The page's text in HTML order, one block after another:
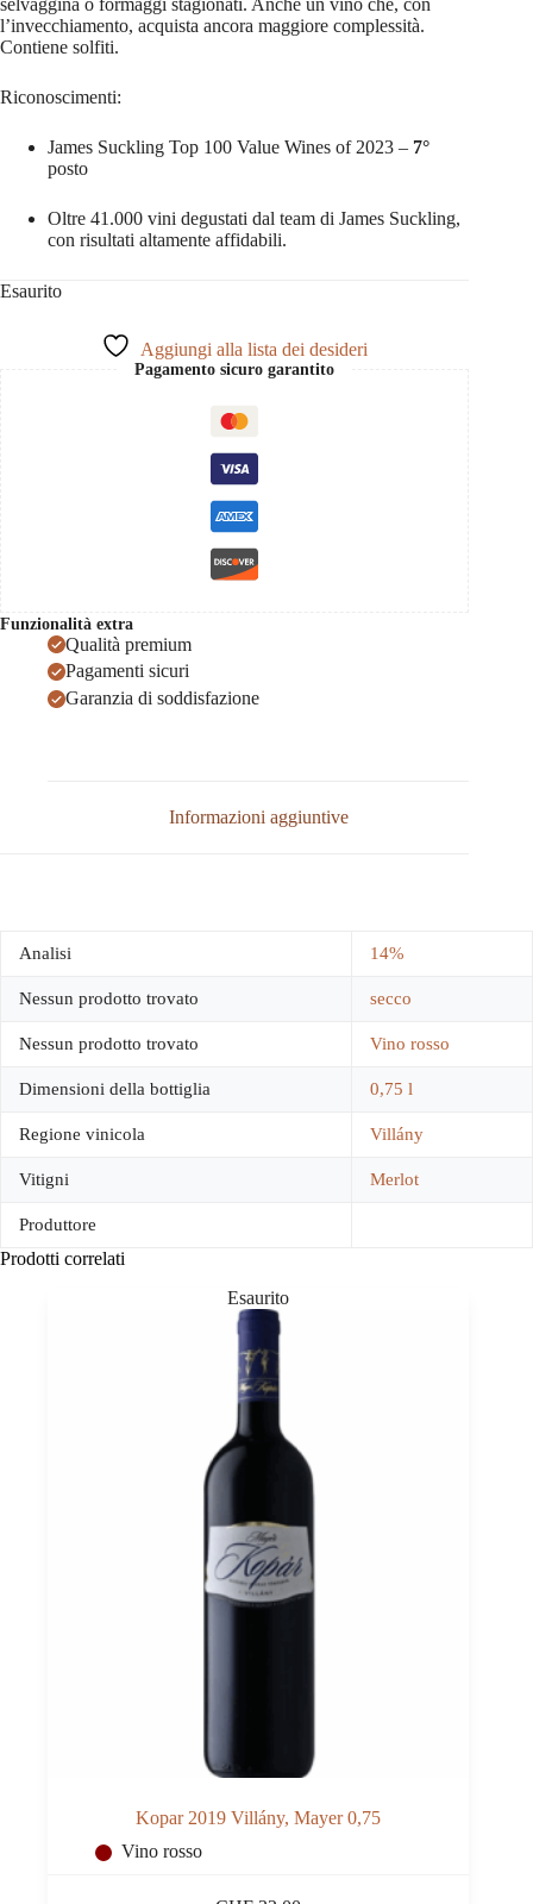
l’invecchiamento, acquista ancora maggiore complessità.
Contiene solfiti.
Riconoscimenti:
James Suckling Top 100 Value Wines of 2023 – 7°
posto
Oltre 41.000 vini degustati dal team di James Suckling,
con risultati altamente affidabili.
Esaurito
Aggiungi alla lista dei desideri
Pagamento sicuro garantito
Funzionalità extra
Qualità premium
Pagamenti sicuri
Garanzia di soddisfazione
Informazioni aggiuntive
Analisi 14%
Nessun prodotto trovato secco
Nessun prodotto trovato Vino rosso
Dimensioni della bottiglia 0,75 l
Regione vinicola Villány
Vitigni Merlot
Produttore
Prodotti correlati
Kopar 2019 Villány, Mayer 0,75
Vino rosso